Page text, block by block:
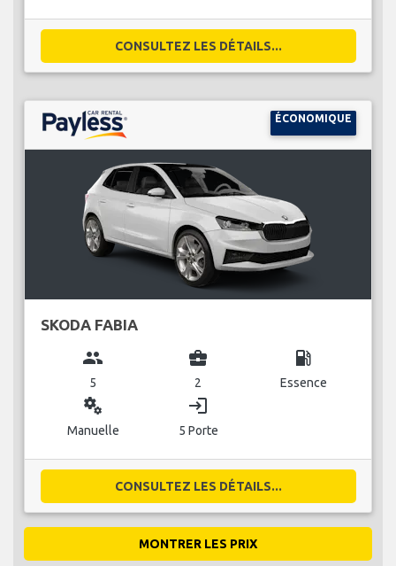
CONSULTEZ LES DÉTAILS...
ÉCONOMIQUE
SKODA FABIA
group
5
business_center
2
local_gas_station
Essence
miscellaneous_services
Manuelle
login
5 Porte
CONSULTEZ LES DÉTAILS...
MONTRER LES PRIX